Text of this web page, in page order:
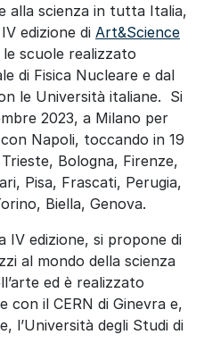
alla scienza in tutta Italia,
edizione di Art&Science
scuole realizzato
di Fisica Nucleare e dal
le Università italiane. Si
2023, a Milano per
Napoli, toccando in 19
Bologna, Firenze,
Pisa, Frascati, Perugia,
Biella, Genova.
edizione, si propone di
al mondo della scienza
ed è realizzato
con il CERN di Ginevra e,
l’Università degli Studi di